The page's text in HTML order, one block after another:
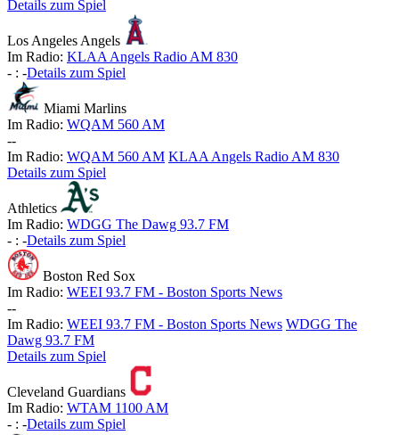
Details zum Spiel
Los Angeles Angels
Im Radio: KLAA Angels Radio AM 830
- : -Details zum Spiel
Miami Marlins
Im Radio: WQAM 560 AM
--
Im Radio: WQAM 560 AM KLAA Angels Radio AM 830
Details zum Spiel
Athletics
Im Radio: WDGG The Dawg 93.7 FM
- : -Details zum Spiel
Boston Red Sox
Im Radio: WEEI 93.7 FM - Boston Sports News
--
Im Radio: WEEI 93.7 FM - Boston Sports News WDGG The
Dawg 93.7 FM
Details zum Spiel
Cleveland Guardians
Im Radio: WTAM 1100 AM
- : -Details zum Spiel